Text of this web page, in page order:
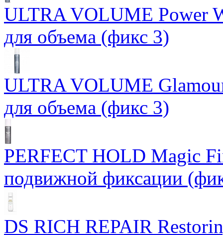
ULTRA VOLUME Power
для объема (фикс 3)
ULTRA VOLUME
для объема (фикс 3)
PERFECT HOLD Magic
подвижной фиксации
DS RICH REPAIR